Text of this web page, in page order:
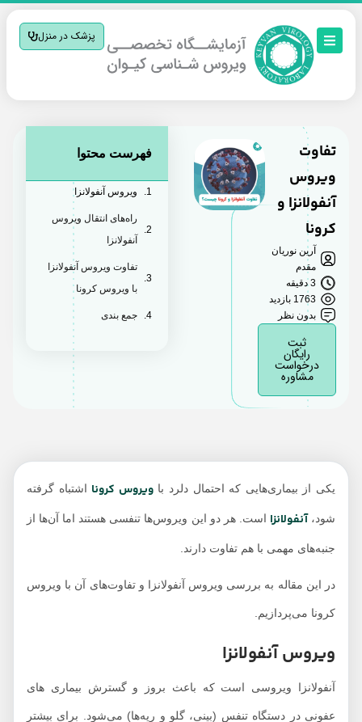
پزشک در منزل
تفاوت
ویروس
آنفولانزا و
کرونا
آرین نوریان
مقدم
3 دقیقه
1763 بازدید
بدون نظر
رایگان
درخواست
مشاوره
فهرست محتوا
ویروس آنفولانزا
راه‌های انتقال ویروس
آنفولانزا
تفاوت ویروس آنفولانزا
با ویروس کرونا
جمع بندی
یکی از بیماری‌هایی که احتمال دلرد باویروس کرونا اشتباه گرفته
شود،آنفولانزااست. هر دو این ویروس‌ها تنفسی هستند اما آن‌ها از
جنبه‌های مهمی با هم تفاوت دارند.
در این مقاله به بررسی ویروس آنفولانزا و تفاوت‌های آن با ویروس
کرونا می‌پردازیم.
ویروس آنفولانزا
آنفولانزا ویروسی است که باعث بروز و گسترش بیماری های
عفونی در دستگاه تنفس (بینی، گلو و ریه‌‎ها) می‌شود. برای بیشتر